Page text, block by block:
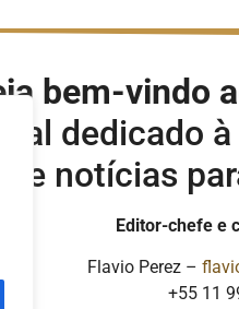
bem-vindo
dedicado
e notícias
Editor-chefe e
Flavio Perez –
+55 11